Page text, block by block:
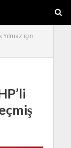
Yılmaz için